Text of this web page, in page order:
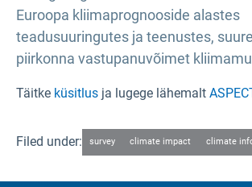
Euroopa kliimaprognooside alastes
teadusuuringutes ja teenustes,
piirkonna vastupanuvõimet
Täitke küsitlus ja lugege lähemalt
Filed under: survey climate impact climate